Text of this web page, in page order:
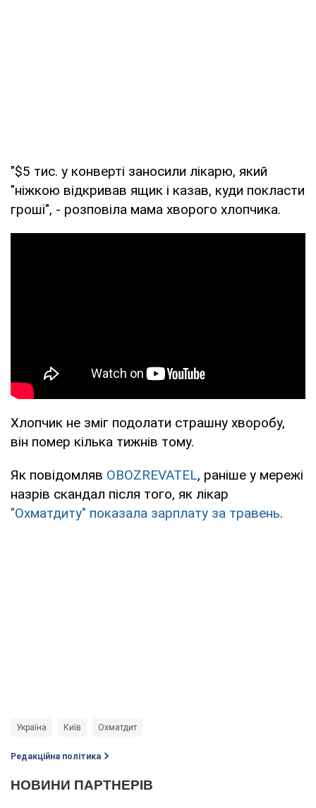
"$5 тис. у конверті заносили лікарю, який
"ніжкою відкривав ящик і казав, куди покласти
гроші", - розповіла мама хворого хлопчика.
Хлопчик не зміг подолати страшну хворобу,
він помер кілька тижнів тому.
Як повідомляв OBOZREVATEL, раніше у мережі
назрів скандал після того, як лікар
"Охматдиту" показала зарплату за травень.
Україна Київ Охматдит
Редакційна політика